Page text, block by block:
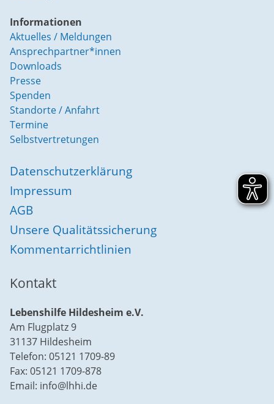
Informationen
Aktuelles / Meldungen
Ansprechpartner*innen
Downloads
Presse
Spenden
Standorte / Anfahrt
Termine
Selbstvertretungen
Datenschutzerklärung
Impressum
AGB
Unsere Qualitätssicherung
Kommentarrichtlinien
Kontakt
Lebenshilfe Hildesheim e.V.
Am Flugplatz 9
31137 Hildesheim
Telefon: 05121 1709-89
Fax: 05121 1709-878
Email: info@lhhi.de